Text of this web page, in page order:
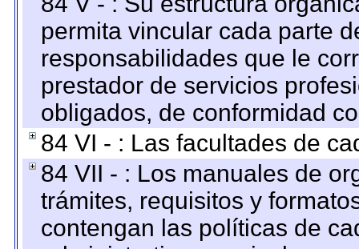
permita vincular cada parte
responsabilidades que le
prestador de servicios
obligados, de conformidad
84 VI - : Las facultades de
84 VII - : Los manuales de
trámites, requisitos y
contengan las políticas de